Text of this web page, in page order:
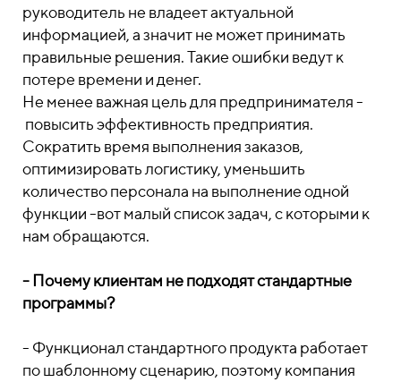
руководитель не владеет актуальной
информацией, а значит не может принимать
правильные решения. Такие ошибки ведут к
потере времени и денег.
Не менее важная цель для предпринимателя -
повысить эффективность предприятия.
Сократить время выполнения заказов,
оптимизировать логистику, уменьшить
количество персонала на выполнение одной
функции -вот малый список задач, с которыми к
нам обращаются.
- Почему клиентам не подходят стандартные
программы?
- Функционал стандартного продукта работает
по шаблонному сценарию, поэтому компания